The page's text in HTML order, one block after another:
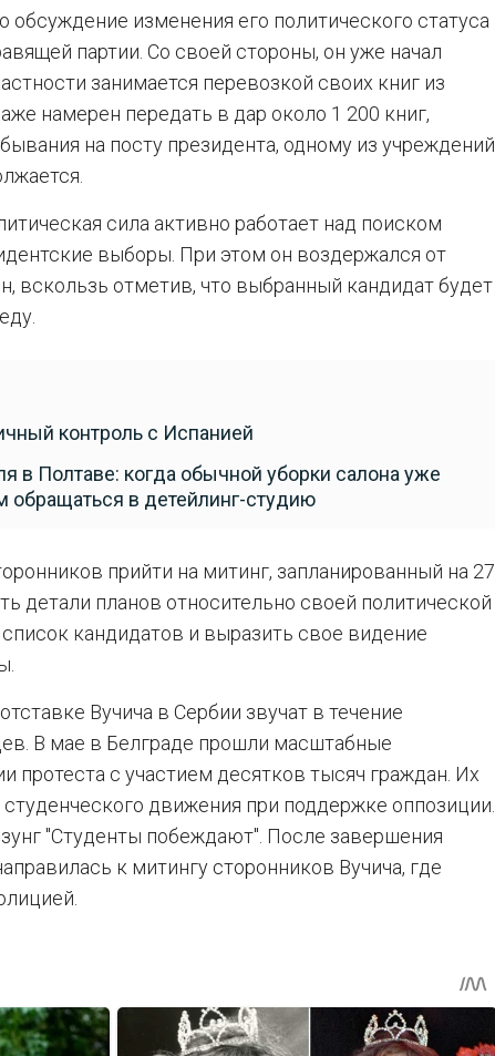
обсуждение изменения его политического статуса
партии. Со своей стороны, он уже начал
занимается перевозкой своих книг из
намерен передать в дар около 1 200 книг,
на посту президента, одному из учреждений.
сила активно работает над поиском
выборы. При этом он воздержался от
вскользь отметив, что выбранный кандидат будет
контроль с Испанией
в Полтаве: когда обычной уборки салона уже
обращаться в детейлинг-студию
прийти на митинг, запланированный на 27
детали планов относительно своей политической
кандидатов и выразить свое видение
Вучича в Сербии звучат в течение
В мае в Белграде прошли масштабные
протеста с участием десятков тысяч граждан. Их
движения при поддержке оппозиции.
"Студенты побеждают". После завершения
к митингу сторонников Вучича, где